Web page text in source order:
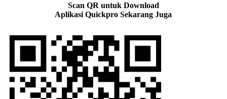
Scan QR untuk Download
Aplikasi Quickpro Sekarang Juga